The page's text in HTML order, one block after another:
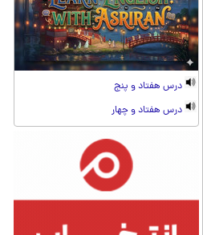
درس هفتاد و پنج
درس هفتاد و چهار